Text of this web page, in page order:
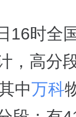
16时全
，高分
中万科